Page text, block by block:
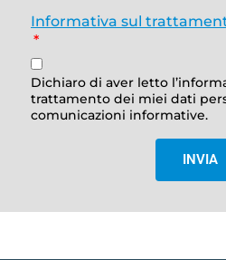
Informativa sul
Dichiaro di aver letto
trattamento dei miei dati
comunicazioni informative.
INVIA